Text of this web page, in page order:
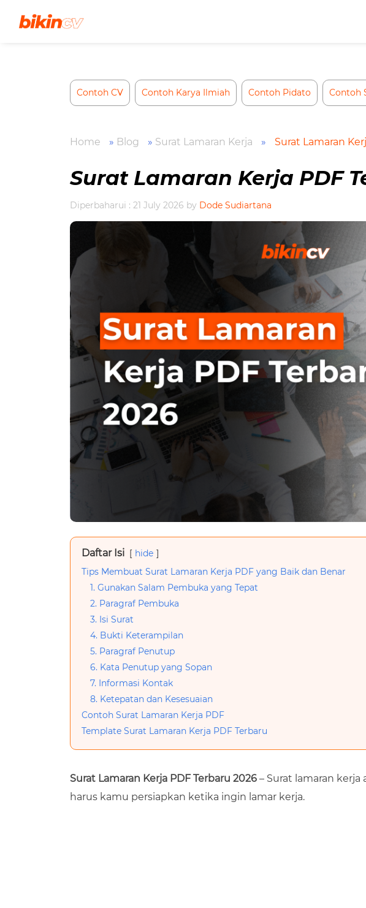
Contoh CV Contoh Karya Ilmiah Contoh Pidato Contoh
Home » Blog » Surat Lamaran Kerja » Surat Lamaran
Surat Lamaran Kerja PDF
Diperbaharui : 21 July 2026 by Dode Sudiartana
Daftar Isi
hide
Tips Membuat Surat Lamaran Kerja PDF yang Baik dan Benar
1. Gunakan Salam Pembuka yang Tepat
2. Paragraf Pembuka
3. Isi Surat
4. Bukti Keterampilan
5. Paragraf Penutup
6. Kata Penutup yang Sopan
7. Informasi Kontak
8. Ketepatan dan Kesesuaian
Contoh Surat Lamaran Kerja PDF
Template Surat Lamaran Kerja PDF Terbaru
Surat Lamaran Kerja PDF Terbaru 2026 – Surat lamaran
harus kamu persiapkan ketika ingin lamar kerja.